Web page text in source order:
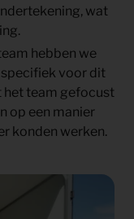
wat
hebben we
voor dit
het team gefocust
op een manier
konden werken.